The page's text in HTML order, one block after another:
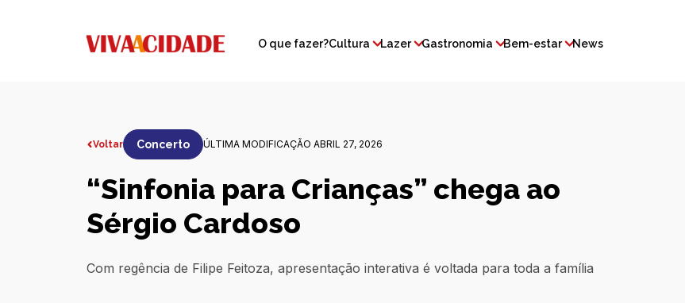
O que fazer?Cultura Lazer Gastronomia Bem-estar News
Voltar Concerto ÚLTIMA MODIFICAÇÃO ABRIL 27, 2026
“Sinfonia para Crianças” chega ao
Sérgio Cardoso
Com regência de Filipe Feitoza, apresentação interativa é voltada para toda a família